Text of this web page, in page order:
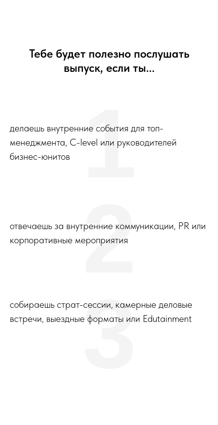
Тебе будет полезно послушать
выпуск, если ты...
делаешь внутренние события для топ-
менеджмента, С-level или руководителей
бизнес-юнитов
1
отвечаешь за внутренние коммуникации, PR или
корпоративные мероприятия
2
собираешь страт-сессии, камерные деловые
встречи, выездные форматы или Edutainment
3